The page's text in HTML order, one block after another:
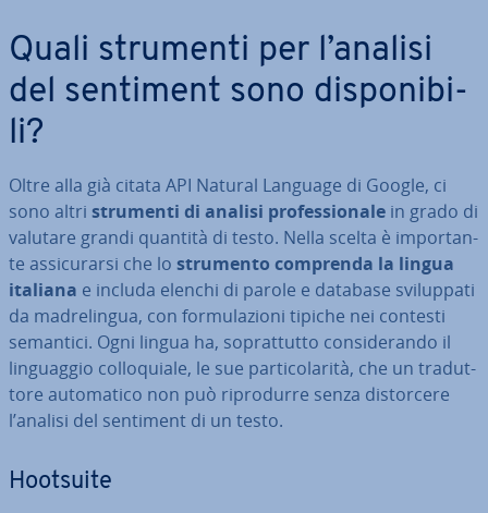
Quali strumenti per l’analisi
del sentiment sono di­spo­ni­bi­
li?
Oltre alla già citata API Natural Language di Google, ci
sono altri strumenti di analisi pro­fes­sio­na­le in grado di
valutare grandi quantità di testo. Nella scelta è im­por­tan­
te as­si­cu­rar­si che lo strumento comprenda la lingua
italiana e includa elenchi di parole e database svi­lup­pa­ti
da ma­dre­lin­gua, con for­mu­la­zio­ni tipiche nei contesti
semantici. Ogni lingua ha, so­prat­tut­to con­si­de­ran­do il
lin­guag­gio col­lo­quia­le, le sue par­ti­co­la­ri­tà, che un tra­dut­
to­re au­to­ma­ti­co non può ri­pro­dur­re senza di­stor­ce­re
l’analisi del sentiment di un testo.
Hootsuite